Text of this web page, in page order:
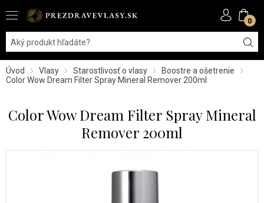
0
Úvod Vlasy Starostlivosť o vlasy
Boostre a ošetrenie
Color Wow Dream Filter Spray Mineral Remover 200ml
Color Wow Dream Filter Spray Mineral
Remover 200ml